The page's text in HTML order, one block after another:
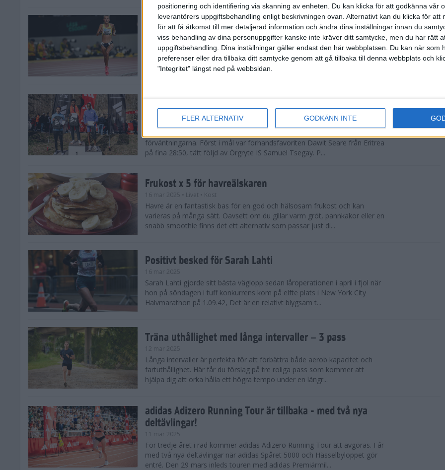
positionering och identifiering via skanning av enheten. Du kan klicka för att godkänna vår
leverantörers uppgiftsbehandling enligt beskrivningen ovan. Alternativt kan du klicka för att
för att få åtkomst till mer detaljerad information och ändra dina inställningar innan du
viss behandling av dina personuppgifter kanske inte kräver ditt samtycke, men du har rätt
uppgiftsbehandling. Dina inställningar gäller endast den här webbplatsen. Du kan när som
preferenser eller dra tillbaka ditt samtycke genom att gå tillbaka till denna webbplats och
"Integritet" längst ned på webbsidan.
FLER ALTERNATIV GODKÄNN INTE
Besviken Lahti tillbaka på banan
30 mar 2025
Sarah Lahti var besviken efter sitt första lopp på 10 000 m på tre år. På
söndagen slutade den 30-åriga Hässelby-löparen på 14:e plats i San Juan
Capistrano 10 000 m utan för Los Angeles. Detta anses ...
Snabba tider när adidas Premiärmilen sprang igång
löparsäsongen!
förväntningarna. Först i mål var förhandsfavoriten Dawit Seare från Eritrea
på fina 28:50, tätt följd av Örgryte IS Samuel Tsegay. P...
Frukost x 5 för havreälskaren
16 mar 2025 • Livet • Kost
Havre är en fantastisk bas för en god och hälsosam frukost och kan
varieras på många sätt. Oavsett om du gillar varm gröt, pannkakor eller en
snabb smoothie finns det ett alternativ som passar just di...
Positivt besked för Sarah Lahti
16 mar 2025
Sarah Lahti gjorde sitt bästa väglopp sedan låroperationen i april i fjol när
hon på söndagen i tuff konkurrens kom på elfte plats i New York City
Halvmarathon på 1.09.42, Det är en relativt blygsam t...
Träna uthållighet med långa intervaller – 3 pass
12 mar 2025
Långa intervaller är perfekta för att förbättra både aerob kapacitet och
fartuthållighet. Här får du förslag på tre roliga pass som kommer att
hjälpa dig att orka hålla ett högra tempo under en längr...
adidas Adizero Running Tour är tillbaka - med två nya
deltävlingar!
11 mar 2025
För tredje året i rad kommer adidas Adizero Running Tour att avgöras. I år
med två nya deltävlingar när adidas Spåret 5000 och Hässelbyloppet gör
entré. Den 29 mars inleds touren med adidas Premiärmil...